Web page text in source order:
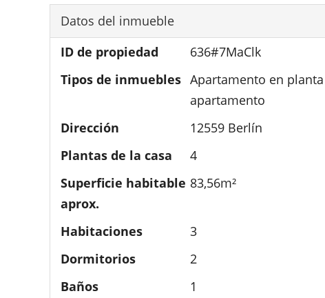
Datos del inmueble
ID de propiedad
636#7MaClk
Tipos de inmuebles Apartamento en
apartamento
Dirección
12559 Berlín
Plantas de la casa
4
Superficie habitable
aprox.
83,56m²
Habitaciones
3
Dormitorios
2
Baños
1